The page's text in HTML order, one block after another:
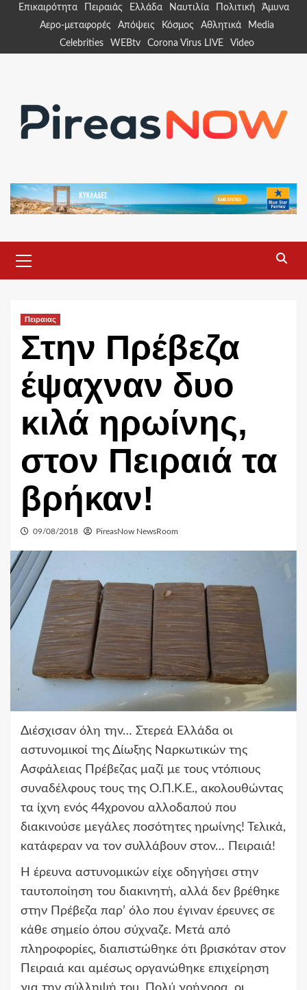
Επικαιρότητα Πειραιάς Ελλάδα Ναυτιλία Πολιτική
Άμυνα
Αερο-μεταφορές
Απόψεις Κόσμος Αθλητικά
Media
Celebrities
WEBtv Corona Virus LIVE Video
Menu
Πειραιας
Στην Πρέβεζα
έψαχναν δυο
κιλά ηρωίνης,
στον Πειραιά τα
βρήκαν!
09/08/2018 PireasNow NewsRoom
Διέσχισαν όλη την… Στερεά Ελλάδα οι
αστυνομικοί της Δίωξης Ναρκωτικών της
Ασφάλειας Πρέβεζας μαζί με τους ντόπιους
συναδέλφους τους της Ο.Π.Κ.Ε., ακολουθώντας
τα ίχνη ενός 44χρονου αλλοδαπού που
διακινούσε μεγάλες ποσότητες ηρωίνης! Τελικά,
κατάφεραν να τον συλλάβουν στον… Πειραιά!
Η έρευνα αστυνομικών είχε οδηγήσει στην
ταυτοποίηση του διακινητή, αλλά δεν βρέθηκε
στην Πρέβεζα παρ’ όλο που έγιναν έρευνες σε
κάθε σημείο όπου σύχναζε. Μετά από
πληροφορίες, διαπιστώθηκε ότι βρισκόταν στον
Πειραιά και αμέσως οργανώθηκε επιχείρηση